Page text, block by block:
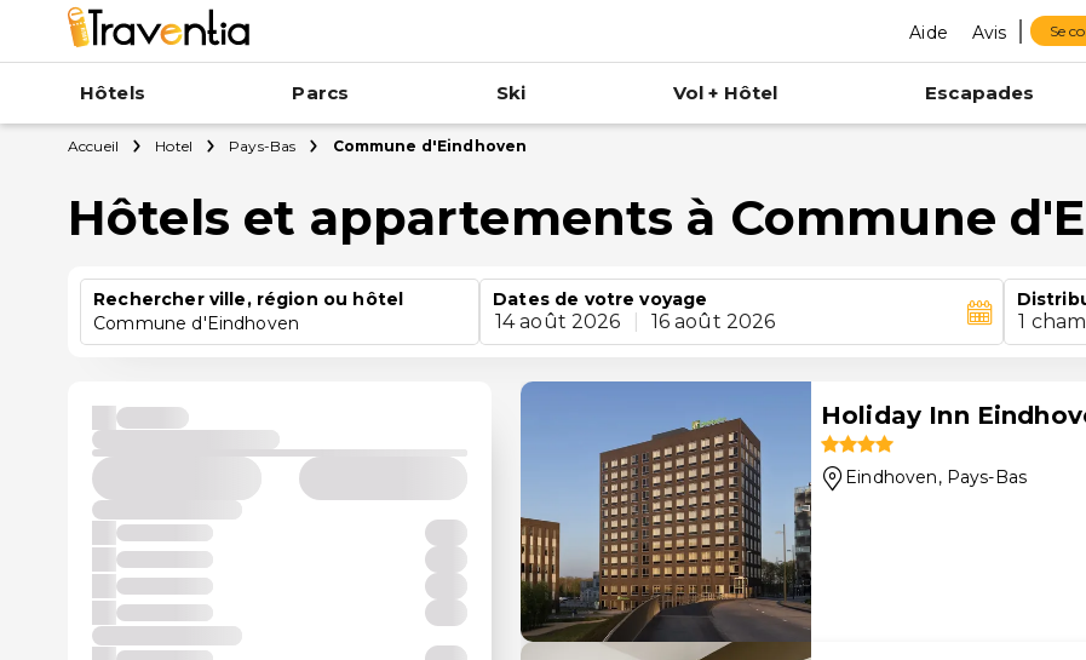
Aide Avis Se
Hôtels Parcs Ski Vol + Hôtel Escapades
Accueil Hotel Pays-Bas Commune d'Eindhoven
Hôtels et appartements à Commune
Rechercher ville, région ou hôtel
Commune d'Eindhoven
Dates de votre voyage
14 août 2026 16 août 2026 1
Holiday Inn
Eindhoven, Pays-Bas